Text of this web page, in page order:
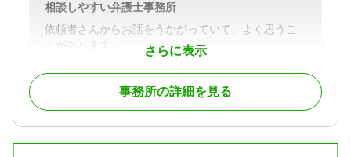
・遺留分侵害額請求について、生前贈与も含めて適
正な金額を知りたい
・相続登記や相続税申告まで、まとめて相談できる
東京、神奈川、埼玉、千葉
さらに表示
相談しやすい弁護士事務所
依頼者さんからお話をうかがっていて、よく思うこ
とがあります。
それは「もっと早くに相談してくれればよかったの
に」ということ。
小さな悩みごとが大きなトラブルや事件になってし
まう前に、友達のように気軽に相談できる弁護士が
いたら。
事務所の詳細を見る